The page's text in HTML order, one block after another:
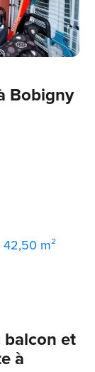
Bobigny
42,50 m²
balcon et
à